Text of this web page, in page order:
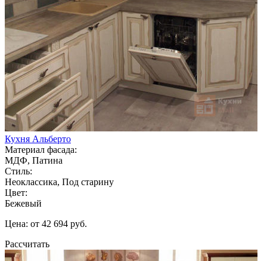
Кухня Альберто
Материал фасада:
МДФ, Патина
Стиль:
Неоклассика, Под старину
Цвет:
Бежевый
Цена: от 42 694 руб.
Рассчитать